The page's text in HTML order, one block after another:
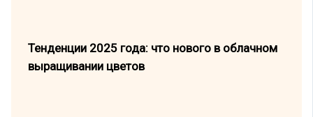
Тенденции 2025 года: что нового в облачном
выращивании цветов